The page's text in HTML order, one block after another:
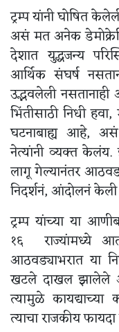
ट्रम्प यांनी घोषित
असं मत अनेक
देशात युद्धजन्य
आर्थिक संघर्ष
उद्भवलेली
भिंतीसाठी निधी
घटनाबाह्य आहे,
नेत्यांनी व्यक्त केलंय.
लागू गेल्यानंतर
निदर्शनं, आंदोलनं
ट्रम्प यांच्या या
१६ राज्यांमध्ये
आठवड्याभरात या
खटले दाखल झालेले
त्यामुळे
त्याचा राजकीय